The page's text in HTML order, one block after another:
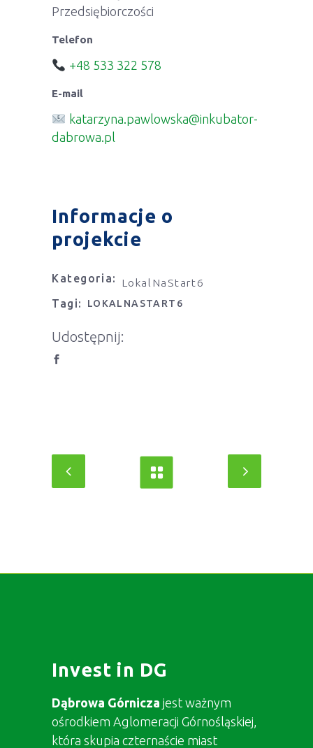
Przedsiębiorczości
Telefon
+48 533 322 578
E-mail
katarzyna.pawlowska@inkubator-
dabrowa.pl
Informacje o
projekcie
Kategoria:
LokalNaStart6
Tagi:
LOKALNASTART6
Udostępnij:
Invest in DG
Dąbrowa Górnicza jest ważnym
ośrodkiem Aglomeracji Górnośląskiej,
która skupia czternaście miast